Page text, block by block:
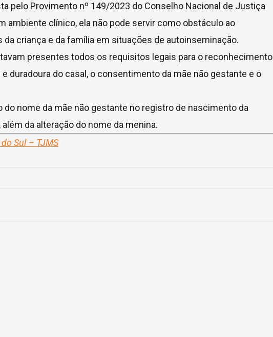
pelo Provimento nº 149/2023 do Conselho Nacional de Justiça
ambiente clínico, ela não pode servir como obstáculo ao
criança e da família em situações de autoinseminação.
presentes todos os requisitos legais para o reconhecimento
duradoura do casal, o consentimento da mãe não gestante e o
nome da mãe não gestante no registro de nascimento da
da alteração do nome da menina.
Sul – TJMS